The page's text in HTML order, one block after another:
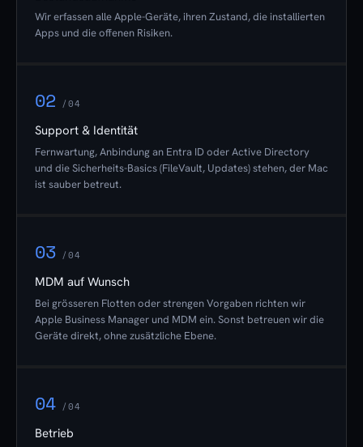
Wir erfassen alle Apple-Geräte, ihren Zustand, die installierten
Apps und die offenen Risiken.
02 /04
Support & Identität
Fernwartung, Anbindung an Entra ID oder Active Directory
und die Sicherheits-Basics (FileVault, Updates) stehen, der Mac
ist sauber betreut.
03 /04
MDM auf Wunsch
Bei grösseren Flotten oder strengen Vorgaben richten wir
Apple Business Manager und MDM ein. Sonst betreuen wir die
Geräte direkt, ohne zusätzliche Ebene.
04 /04
Betrieb